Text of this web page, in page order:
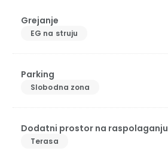
Grejanje
EG na struju
Parking
Slobodna zona
Dodatni prostor na raspolaganju
Terasa